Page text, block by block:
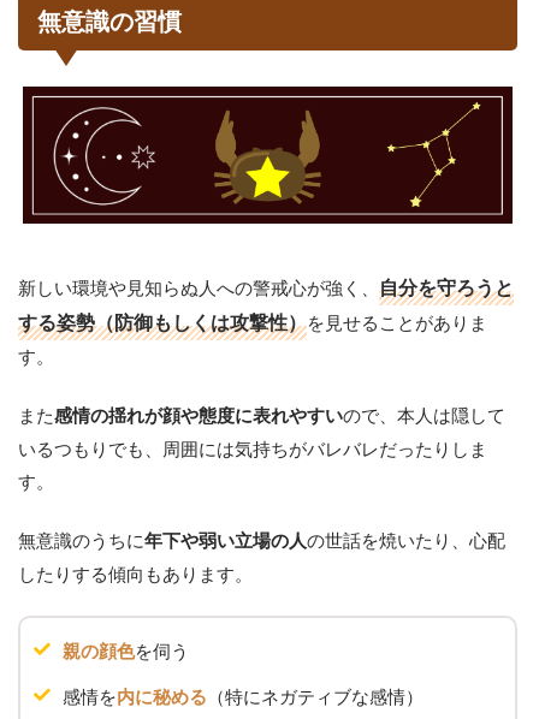
無意識の習慣
新しい環境や見知らぬ人への警戒心が強く、 自分を守ろうと
する姿勢（防御もしくは攻撃性）を見せることがありま
す。
また感情の揺れが顔や態度に表れやすいので、本人は隠して
いるつもりでも、周囲には気持ちがバレバレだったりしま
す。
無意識のうちに年下や弱い立場の人の世話を焼いたり、心配
したりする傾向もあります。
親の顔色を伺う
感情を内に秘める （特にネガティブな感情）